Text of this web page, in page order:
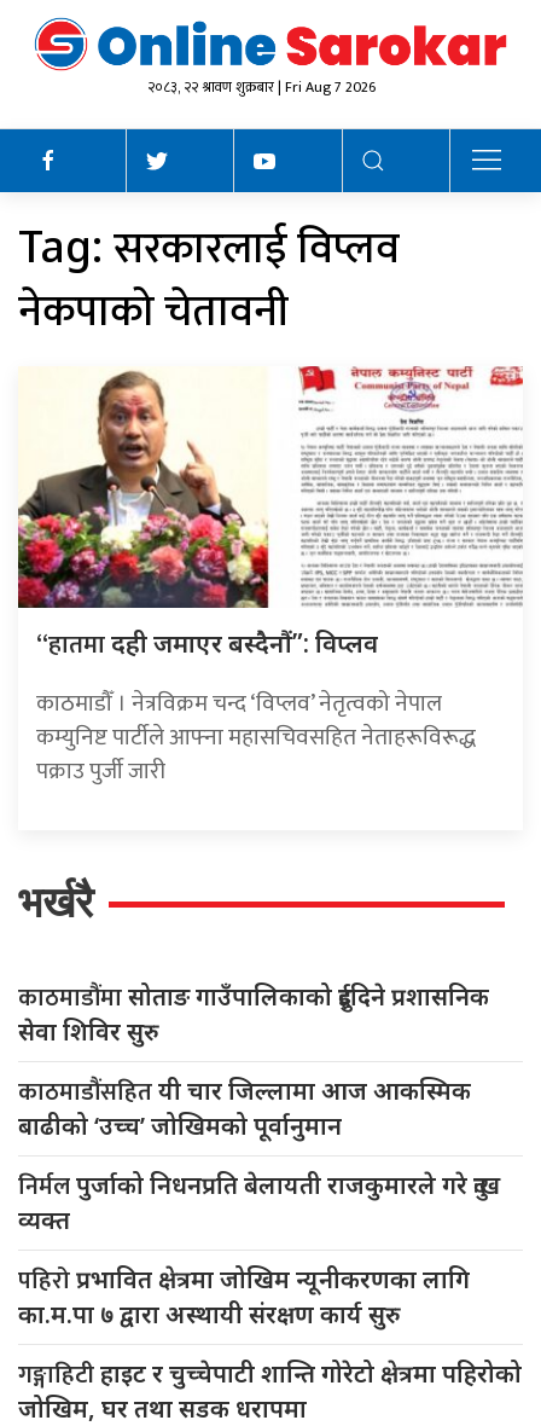
२०८३, २२ श्रावण शुक्रबार | Fri Aug 7 2026
Tag: सरकारलाई विप्लव
नेकपाको चेतावनी
“हातमादही जमाएर बस्दैनौं”: विप्लव
काठमाडौँ । नेत्रविक्रम चन्द ‘विप्लव’ नेतृत्वको नेपाल
कम्युनिष्ट पार्टीले आफ्ना महासचिवसहित नेताहरूविरूद्ध
पक्राउ पुर्जी जारी
भर्खरै
काठमाडौंमासोताङ गाउँपालिकाको दुईदिने प्रशासनिक
सेवा शिविर सुरु
काठमाडौंसहितयी चार जिल्लामा आज आकस्मिक
बाढीको ‘उच्च’ जोखिमको पूर्वानुमान
निर्मलपुर्जाको निधनप्रति बेलायती राजकुमारले गरे दुःख
व्यक्त
पहिरोप्रभावित क्षेत्रमा जोखिम न्यूनीकरणका लागि
का.म.पा ७ द्वारा अस्थायी संरक्षण कार्य सुरु
गङ्गाहिटीहाइट र चुच्चेपाटी शान्ति गोरेटो क्षेत्रमा पहिरोको
जोखिम, घर तथा सडक धरापमा